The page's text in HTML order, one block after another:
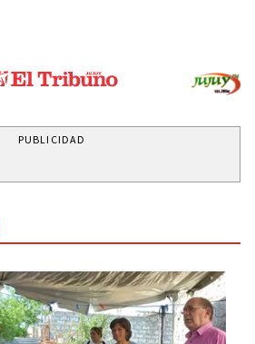
PUBLICIDAD